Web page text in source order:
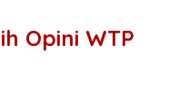
Opini WTP